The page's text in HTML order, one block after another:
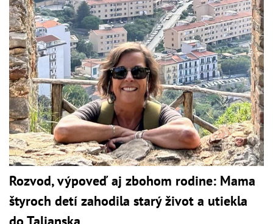
Rozvod, výpoveď aj zbohom rodine: Mama
štyroch detí zahodila starý život a utiekla